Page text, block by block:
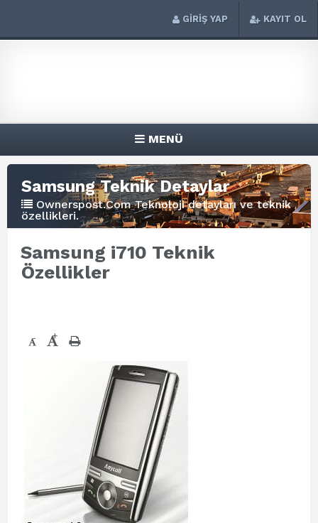
GİRİŞ YAP KAYIT OL
MENÜ
Samsung Teknik Detaylar
Ownerspost.Com Teknoloji detayları ve teknik
özellikleri.
Samsung i710 Teknik
Özellikler
- +